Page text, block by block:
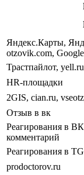
Яндекс.Карты,
otzovik.com,
Трастпайлот,
HR-площадки
2GIS, cian.ru,
Отзыв в вк
Реагирования в
комментарий
Реагирования в TG
prodoctorov.ru